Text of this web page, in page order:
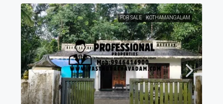
FOR SALE KOTHAMANGALAM